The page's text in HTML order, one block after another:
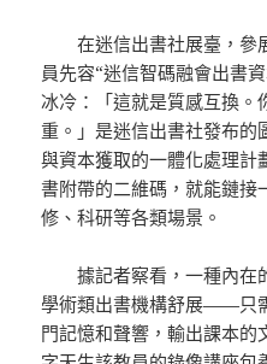
在迷信出書社展臺，參
員先容“迷信智碼融會出書
冰冷：「這就是質感互換。
重。」是迷信出書社發布的
與資本獲取的一體化處理計
書附帶的二維碼，就能鏈接
修、科研等各類場景。
據記者察看，一種內在
學術類出書機構舒展——只
門記憶和聲響，輸出課本